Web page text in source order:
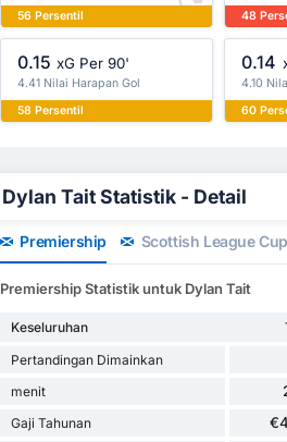
56 Persentil
48
0.15 xG Per 90'
4.41 Nilai Harapan Gol
58 Persentil
0.14
4.10
60
Dylan Tait Statistik - Detail
Premiership Scottish League Cup
Premiership Statistik untuk Dylan Tait
Keseluruhan
Pertandingan Dimainkan
menit
Gaji Tahunan